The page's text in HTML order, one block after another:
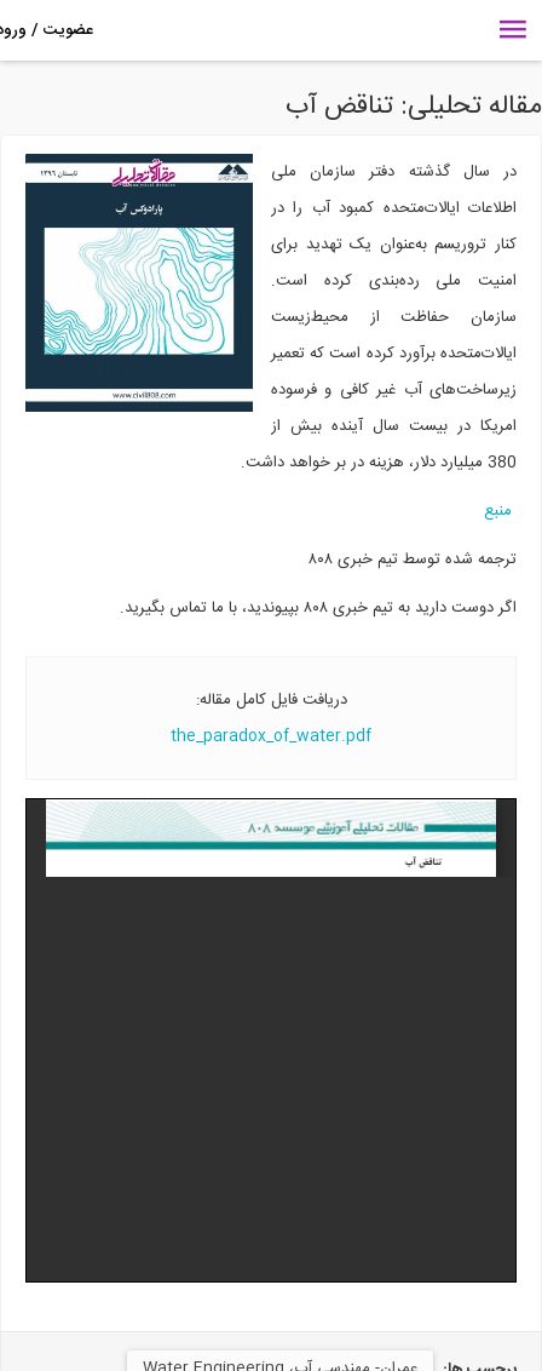
تحلیلی:‌ تناقض آب
در سال گذشته دفتر سازمان ملی
اطلاعات ایالات‌متحده کمبود آب را در
کنار تروریسم به‌عنوان یک تهدید برای
امنیت ملی رده‌بندی کرده است.
سازمان حفاظت از محیط‌زیست
ایالات‌متحده برآورد کرده است که تعمیر
زیرساخت‌های آب غیر کافی و فرسوده
امریکا در بیست سال آینده بیش از
380 میلیارد دلار، هزینه در بر خواهد داشت.
منبع
ترجمه شده توسط تیم خبری ۸۰۸
اگر دوست دارید به تیم خبری ۸۰۸ بپیوندید، با ما تماس بگیرید.
دریافت فایل کامل مقاله:‌
the_paradox_of_water.pdf